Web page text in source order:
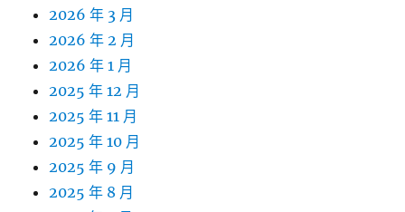
2026 年 3 月
2026 年 2 月
2026 年 1 月
2025 年 12 月
2025 年 11 月
2025 年 10 月
2025 年 9 月
2025 年 8 月